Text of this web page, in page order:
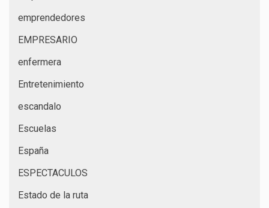
emprendedores
EMPRESARIO
enfermera
Entretenimiento
escandalo
Escuelas
España
ESPECTACULOS
Estado de la ruta